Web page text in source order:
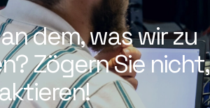
dem, was wir zu
Zögern Sie nicht,